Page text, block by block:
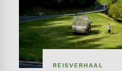
REISVERHAAL